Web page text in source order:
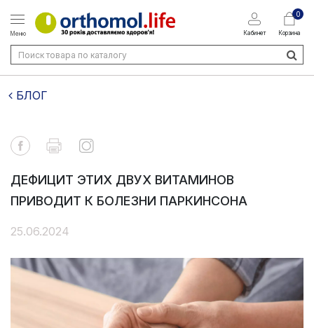
Меню Кабинет
0
Корзина
БЛОГ
ДЕФИЦИТ ЭТИХ ДВУХ ВИТАМИНОВ
ПРИВОДИТ К БОЛЕЗНИ ПАРКИНСОНА
25.06.2024